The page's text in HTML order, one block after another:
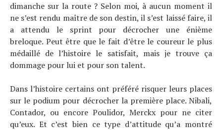
dimanche sur la route ? Selon moi, à aucun moment il
ne s’est rendu maître de son destin, il s’est laissé faire, il
a attendu le sprint pour décrocher une énième
breloque. Peut être que le fait d’être le coureur le plus
médaillé de l’histoire le satisfait, mais je trouve ça
dommage pour lui et pour son talent.
Dans l’histoire certains ont préféré risquer leurs places
sur le podium pour décrocher la première place. Nibali,
Contador, ou encore Poulidor, Merckx pour ne citer
qu’eux. Et c’est bien ce type d’attitude qu’a montré